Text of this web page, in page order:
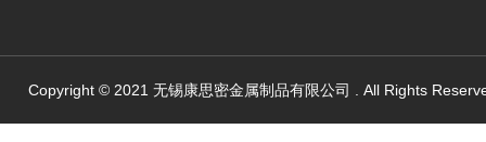
Copyright © 2021 无锡康思密金属制品有限公司 . All Rights